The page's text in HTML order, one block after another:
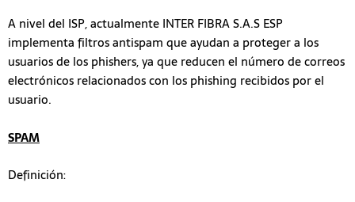
A nivel del ISP, actualmente INTER FIBRA S.A.S ESP
implementa filtros antispam que ayudan a proteger a los
usuarios de los phishers, ya que reducen el número de correos
electrónicos relacionados con los phishing recibidos por el
usuario.
SPAM
Definición: